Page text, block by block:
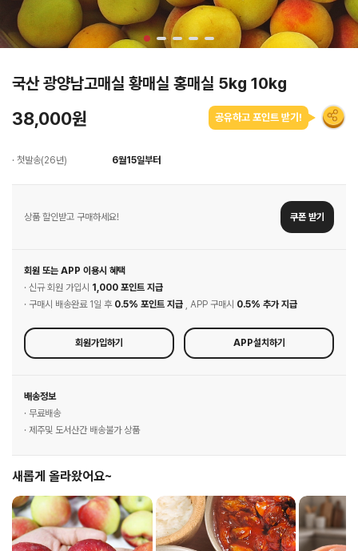
국산 광양남고매실 황매실 홍매실 5kg 10kg
38,000원 공유하고 포인트 받기!
· 첫발송(26년) 6월15일부터
상품 할인받고 구매하세요! 쿠폰 받기
회원 또는 APP 이용시 혜택
· 신규 회원 가입시 1,000 포인트 지급
· 구매시 배송완료 1일 후 0.5% 포인트 지급 , APP 구매시 0.5% 추가 지급
회원가입하기 APP설치하기
배송정보
· 무료배송
· 제주및 도서산간 배송불가 상품
새롭게 올라왔어요~